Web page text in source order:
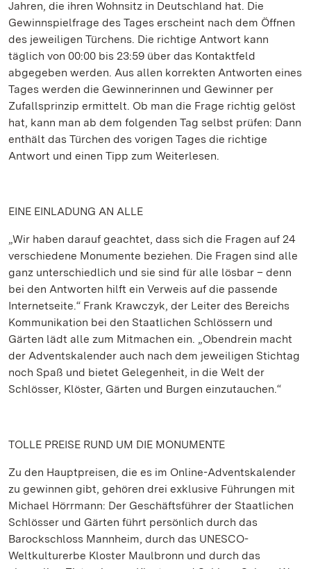
Jahren, die ihren Wohnsitz in Deutschland hat. Die
Gewinnspielfrage des Tages erscheint nach dem Öffnen
des jeweiligen Türchens. Die richtige Antwort kann
täglich von 00:00 bis 23:59 über das Kontaktfeld
abgegeben werden. Aus allen korrekten Antworten eines
Tages werden die Gewinnerinnen und Gewinner per
Zufallsprinzip ermittelt. Ob man die Frage richtig gelöst
hat, kann man ab dem folgenden Tag selbst prüfen: Dann
enthält das Türchen des vorigen Tages die richtige
Antwort und einen Tipp zum Weiterlesen.
EINE EINLADUNG AN ALLE
„Wir haben darauf geachtet, dass sich die Fragen auf 24
verschiedene Monumente beziehen. Die Fragen sind alle
ganz unterschiedlich und sie sind für alle lösbar – denn
bei den Antworten hilft ein Verweis auf die passende
Internetseite.“ Frank Krawczyk, der Leiter des Bereichs
Kommunikation bei den Staatlichen Schlössern und
Gärten lädt alle zum Mitmachen ein. „Obendrein macht
der Adventskalender auch nach dem jeweiligen Stichtag
noch Spaß und bietet Gelegenheit, in die Welt der
Schlösser, Klöster, Gärten und Burgen einzutauchen.“
TOLLE PREISE RUND UM DIE MONUMENTE
Zu den Hauptpreisen, die es im Online-Adventskalender
zu gewinnen gibt, gehören drei exklusive Führungen mit
Michael Hörrmann: Der Geschäftsführer der Staatlichen
Schlösser und Gärten führt persönlich durch das
Barockschloss Mannheim, durch das UNESCO-
Weltkulturerbe Kloster Maulbronn und durch das